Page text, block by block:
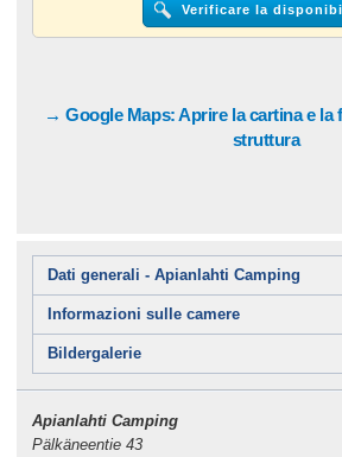
→ Google Maps: Aprire la cartina e la
struttura
Dati generali - Apianlahti Camping
Informazioni sulle camere
Bildergalerie
Apianlahti Camping
Pälkäneentie 43